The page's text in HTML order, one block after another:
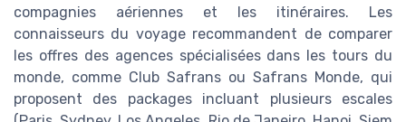
compagnies aériennes et les itinéraires. Les
connaisseurs du voyage recommandent de comparer
les offres des agences spécialisées dans les tours du
monde, comme Club Safrans ou Safrans Monde, qui
proposent des packages incluant plusieurs escales